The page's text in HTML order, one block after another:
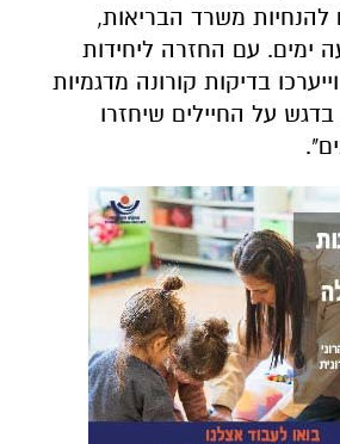
משרד הבריאות,
ימים. עם החזרה ליחידות
בדיקות קורונה מדגמיות
על החיילים שיחזרו